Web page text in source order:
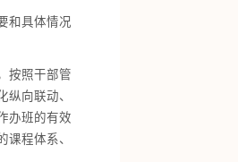
和具体情况
按照干部管
向联动、
办班的有效
程体系、